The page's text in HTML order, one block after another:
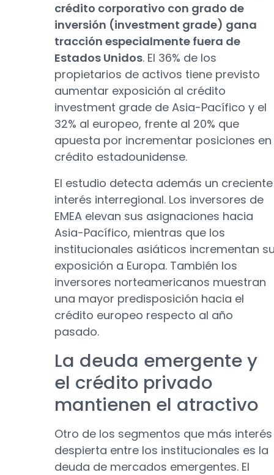
crédito corporativo con grado de
inversión (investment grade) gana
tracción especialmente fuera de
Estados Unidos. El 36% de los
propietarios de activos tiene previsto
aumentar exposición al crédito
investment grade de Asia-Pacífico y el
32% al europeo, frente al 20% que
apuesta por incrementar posiciones en
crédito estadounidense.
El estudio detecta además un creciente
interés interregional. Los inversores de
EMEA elevan sus asignaciones hacia
Asia-Pacífico, mientras que los
institucionales asiáticos incrementan
exposición a Europa. También los
inversores norteamericanos muestran
una mayor predisposición hacia el
crédito europeo respecto al año
pasado.
La deuda emergente y
el crédito privado
mantienen el atractivo
Otro de los segmentos que más interés
despierta entre los institucionales es la
deuda de mercados emergentes. El